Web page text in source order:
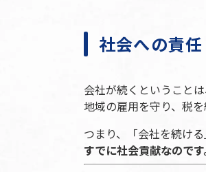
社会への責任
会社が続くということは
地域の雇用を守り、税
つまり、「会社を続け
すでに社会貢献なのです